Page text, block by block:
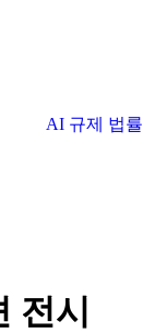
AI 규제 법률
전시